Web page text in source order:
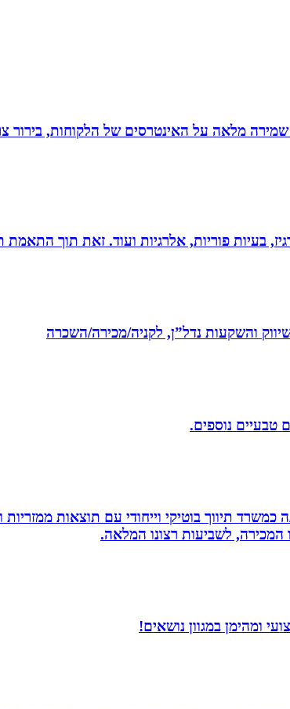
שמירה מלאה על האינטרסים של הלקוחות,
בעיות פוריות, אלרגיות ועוד. זאת תוך
והשקעות נדל”ן, לקניה/מכירה/השכרה
טבעיים נוספים.
תיווך בוטיקי וייחודי עם תוצאות
המכירה, לשביעות רצונו המלאה.
ומהימן במגוון נושאים!